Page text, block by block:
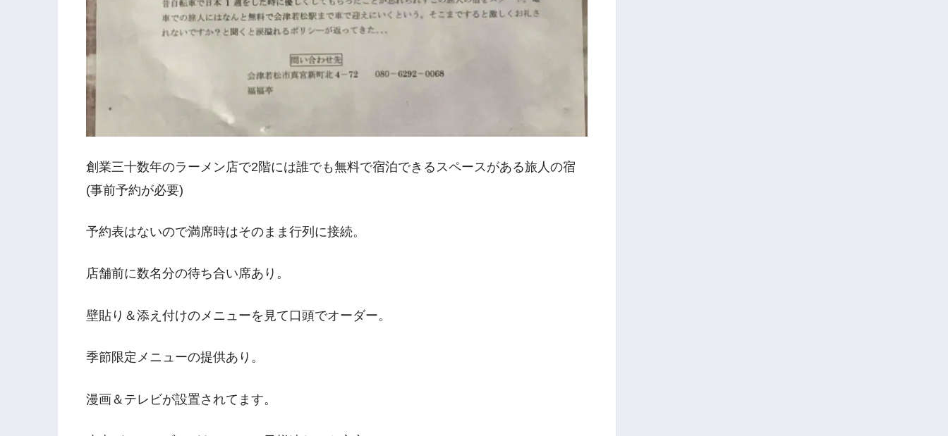
創業三十数年のラーメン店で2階には誰でも無料で宿泊できるスペースがある旅人の宿
(事前予約が必要)
予約表はないので満席時はそのまま行列に接続。
店舗前に数名分の待ち合い席あり。
壁貼り＆添え付けのメニューを見て口頭でオーダー。
季節限定メニューの提供あり。
漫画＆テレビが設置されてます。